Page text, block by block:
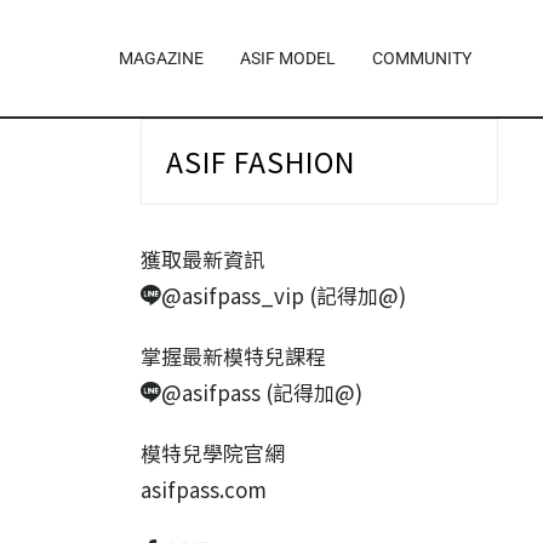
MAGAZINE ASIF MODEL COMMUNITY
ASIF FASHION
獲取最新資訊
@asifpass_vip (記得加@)
掌握最新模特兒課程
@asifpass (記得加@)
模特兒學院官網
asifpass.com